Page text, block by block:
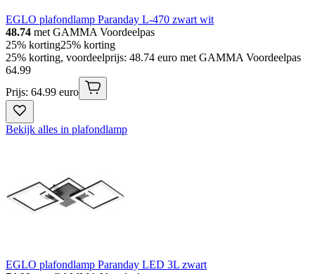
EGLO plafondlamp Paranday L-470 zwart wit
48.74 met GAMMA Voordeelpas
25% korting25% korting
25% korting, voordeelprijs: 48.74 euro met GAMMA Voordeelpas
64.99
Prijs: 64.99 euro
Bekijk alles in plafondlamp
EGLO plafondlamp Paranday LED 3L zwart